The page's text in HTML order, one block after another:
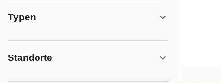
Typen
Standorte